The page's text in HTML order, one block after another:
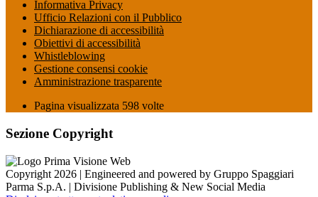
Informativa Privacy
Ufficio Relazioni con il Pubblico
Dichiarazione di accessibilità
Obiettivi di accessibilità
Whistleblowing
Gestione consensi cookie
Amministrazione trasparente
Pagina visualizzata 598 volte
Sezione Copyright
Copyright 2026 | Engineered and powered by Gruppo Spaggiari
Parma S.p.A. | Divisione Publishing & New Social Media